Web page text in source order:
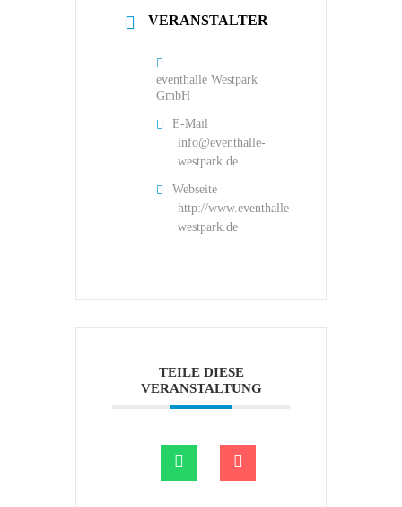
VERANSTALTER
eventhalle Westpark
GmbH
E-Mail
info@eventhalle-
westpark.de
Webseite
http://www.eventhalle-
westpark.de
TEILE DIESE
VERANSTALTUNG